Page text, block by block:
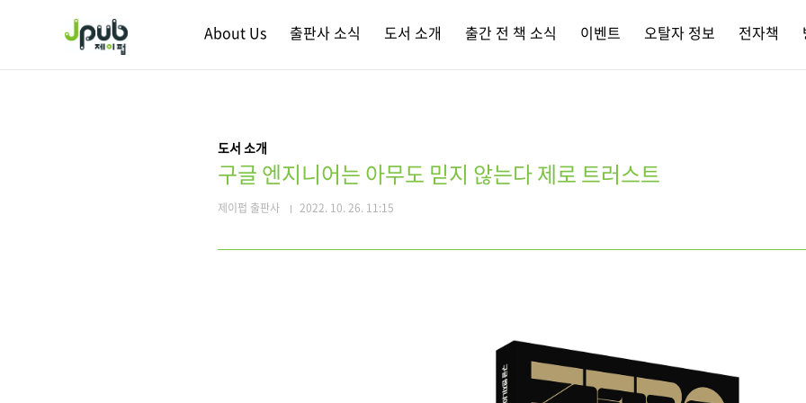
About Us 출판사 소식 도서 소개 출간 전 책 소식 이벤트 오탈자 정보 전자책
도서 소개
구글 엔지니어는 아무도 믿지 않는다 제로 트러스트
제이펍 출판사 2022. 10. 26. 11:15